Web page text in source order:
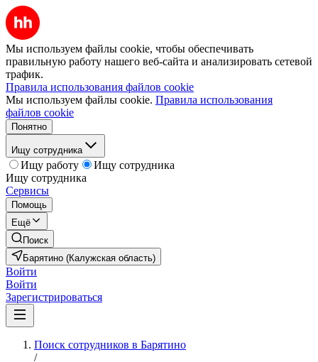
Мы используем файлы cookie, чтобы обеспечивать
правильную работу нашего веб-сайта и анализировать сетевой
трафик.
Правила использования файлов cookie
Мы используем файлы cookie. Правила использования
файлов cookie
Понятно
Ищу сотрудника
Ищу работу
Ищу сотрудника
Ищу сотрудника
Сервисы
Помощь
Ещё
Поиск
Барятино (Калужская область)
Войти
Войти
Зарегистрироваться
Поиск сотрудников в Барятино
/